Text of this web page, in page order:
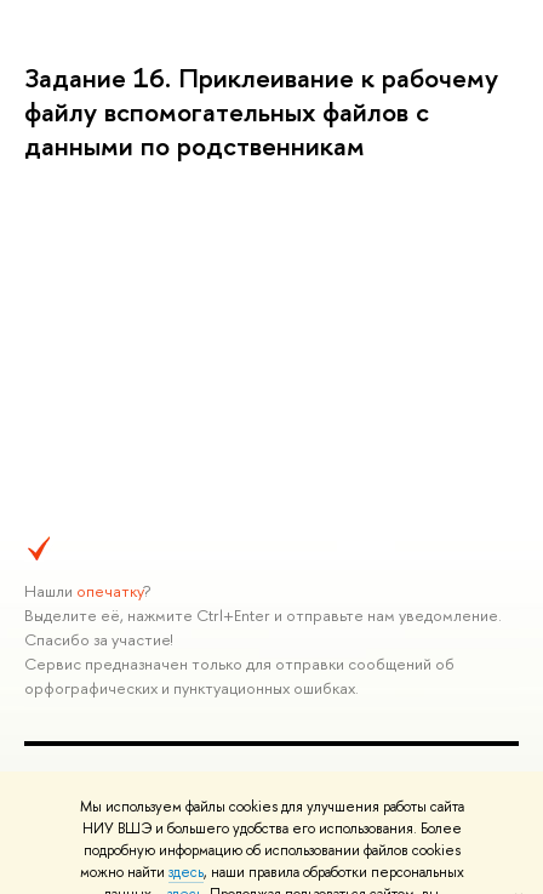
Мы используем файлы cookies для улучшения работы сайта
НИУ ВШЭ и большего удобства его использования. Более
подробную информацию об использовании файлов cookies
можно найти здесь, наши правила обработки персональных
Задание 16. Приклеивание к рабочему
файлу вспомогательных файлов с
данными по родственникам
Нашли опечатку?
Выделите её, нажмите Ctrl+Enter и отправьте нам уведомление.
Спасибо за участие!
Сервис предназначен только для отправки сообщений об
орфографических и пунктуационных ошибках.
Министерство науки и высшего образования РФ
Министерство просвещения РФ
Массовые открытые онлайн-курсы